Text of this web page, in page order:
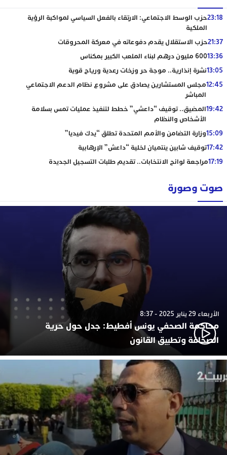
23:18حزب الوسط الاجتماعي: الارتقاء بالفعل السياسي لمواكبة الرؤية
الملكية
21:37حزب الاستقلال يقدم دفوعاته في معركة المحروقات
13:36600 مليون درهم لبناء الملعب الكبير بمكناس
13:05نشرة إنذارية.. موجة حر وزخات رعدية ورياح قوية
12:45مجلس المستشارين يصادق على مشروع نظام الدعم الاجتماعي
المباشر
19:42المضيق.. توقيف “داعشي” خطط لتنفيذ عمليات تمس بسلامة
الأشخاص والنظام
15:09وزارة التضامن والأمم المتحدة تطلق “يدك فيديا”
17:42توقيف شابين ينتميان لخلية “داعش” الإرهابية
17:19مراجعة لوائح الانتخابات.. تقديم طلبات التسجيل الجديدة
صوت وصورة
الأربعاء 29 يناير 2025 - 8:37
محاكمة الصحفي يونس أفطيط: جدل حول حرية
الصحافة وتطبيق القانون